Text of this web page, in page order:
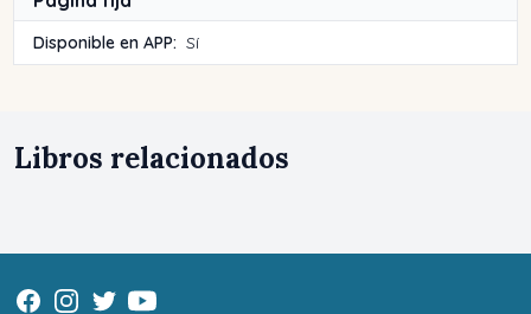
Disponible en APP: Sí
Libros relacionados